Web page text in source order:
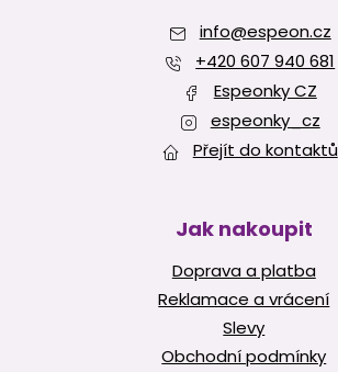
info@espeon.cz
+420 607 940 681
Espeonky CZ
espeonky_cz
Přejít do kontaktů
Jak nakoupit
Doprava a platba
Reklamace a vrácení
Slevy
Obchodní podmínky